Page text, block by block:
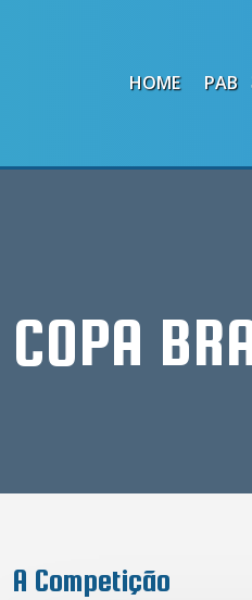
HOME PAB
COPA
A Competição